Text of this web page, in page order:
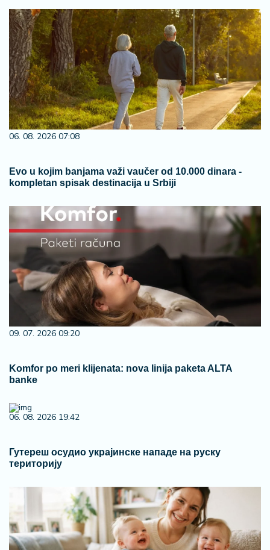
06. 08. 2026 07:08
Evo u kojim banjama važi vaučer od 10.000 dinara -
kompletan spisak destinacija u Srbiji
09. 07. 2026 09:20
Komfor po meri klijenata: nova linija paketa ALTA
banke
06. 08. 2026 19:42
Гутереш осудио украјинске нападе на руску
територију